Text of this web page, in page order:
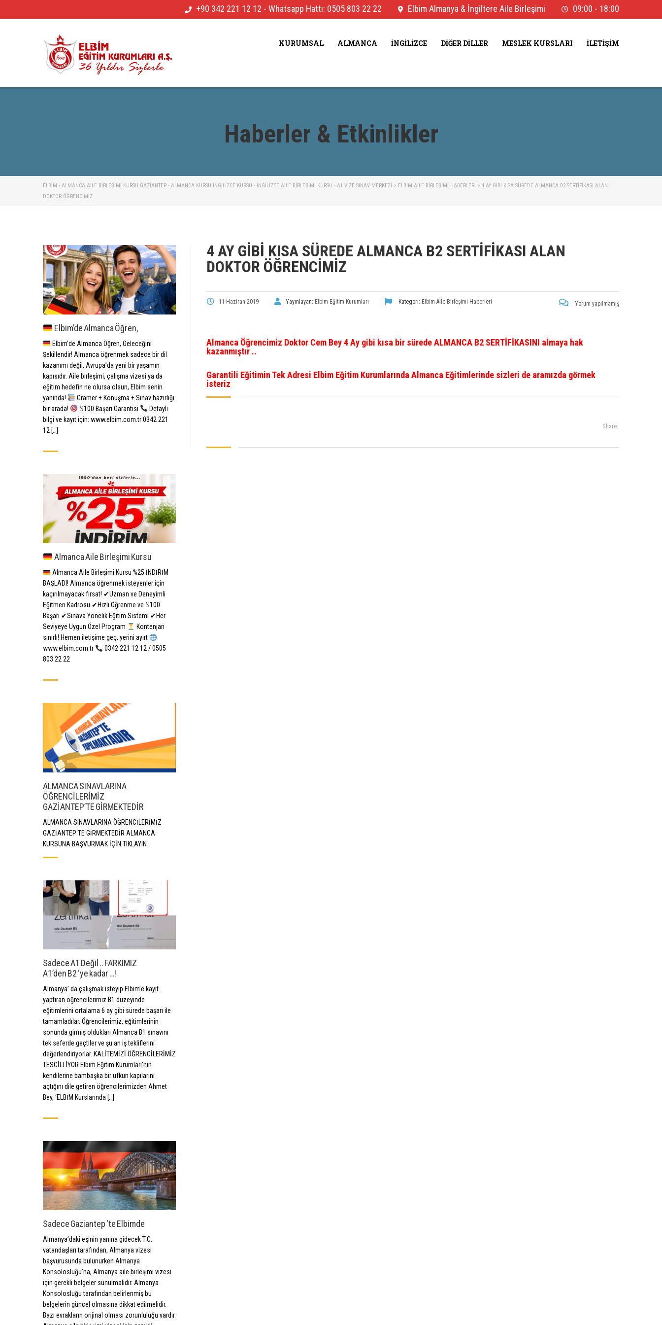
09:00 - 18:00
Elbim Almanya & İngiltere Aile Birleşimi
+90 342 221 12 12 - Whatsapp Hattı: 0505 803 22 22
KURUMSAL ALMANCA İNGILIZCE DIĞER DILLER MESLEK KURSLARI İLETIŞIM
Haberler & Etkinlikler
ELBİM - ALMANCA AILE BIRLEŞIMI KURSU GAZIANTEP - ALMANCA KURSU İNGILIZCE KURSU - İNGILIZCE AILE BIRLEŞIMI KURSU - A1 VIZE SINAV MERKEZI > ELBIM AILE BIRLEŞIMI HABERLERI > 4 AY GIBI KISA SÜREDE ALMANCA B2 SERTİFİKASI ALAN
DOKTOR ÖĞRENCIMIZ
4 AY GIBI KISA SÜREDE ALMANCA B2 SERTİFİKASI ALAN
DOKTOR ÖĞRENCIMIZ
11 Haziran 2019 Yayınlayan: Elbim Eğitim Kurumları Kategori: Elbim Aile Birleşimi Haberleri Yorum yapılmamış
Almanca Öğrencimiz Doktor Cem Bey 4 Ay gibi kısa bir sürede ALMANCA B2 SERTİFİKASINI almaya hak
kazanmıştır ..
Garantili Eğitimin Tek Adresi Elbim Eğitim Kurumlarında Almanca Eğitimlerinde sizleri de aramızda görmek
isteriz
Share:
Elbim’de Almanca Öğren,
Elbim’de Almanca Öğren, Geleceğini
Şekillendir! Almanca öğrenmek sadece bir dil
kazanımı değil, Avrupa’da yeni bir yaşamın
kapısıdır. Aile birleşimi, çalışma vizesi ya da
eğitim hedefin ne olursa olsun, Elbim senin
yanında!
Gramer + Konuşma + Sınav hazırlığı
bir arada!
%100 Başarı Garantisi
Detaylı
bilgi ve kayıt için: www.elbim.com.tr 0342 221
12 […]
Almanca Aile Birleşimi Kursu
Almanca Aile Birleşimi Kursu %25 İNDİRİM
BAŞLADI! Almanca öğrenmek isteyenler için
kaçırılmayacak fırsat! ✔Uzman ve Deneyimli
Eğitmen Kadrosu ✔Hızlı Öğrenme ve %100
Başarı ✔Sınava Yönelik Eğitim Sistemi ✔Her
Seviyeye Uygun Özel Program
Kontenjan
sınırlı! Hemen iletişime geç, yerini ayırt
www.elbim.com.tr
0342 221 12 12 / 0505
803 22 22
ALMANCA SINAVLARINA
ÖĞRENCİLERİMİZ
GAZİANTEP’TE GİRMEKTEDİR
ALMANCA SINAVLARINA ÖĞRENCİLERİMİZ
GAZİANTEP'TE GİRMEKTEDİR ALMANCA
KURSUNA BAŞVURMAK İÇİN TIKLAYIN
Sadece A1 Değil .. FARKIMIZ
A1’den B2 ‘ye kadar …!
Almanya’ da çalışmak isteyip Elbim’e kayıt
yaptıran öğrencilerimiz B1 düzeyinde
eğitimlerini ortalama 6 ay gibi sürede başarı ile
tamamladılar. Öğrencilerimiz, eğitimlerinin
sonunda girmiş oldukları Almanca B1 sınavını
tek seferde geçtiler ve şu an iş tekliflerini
değerlendiriyorlar. KALİTEMİZİ ÖĞRENCİLERİMİZ
TESCİLLİYOR Elbim Eğitim Kurumları’nın
kendilerine bambaşka bir ufkun kapılarını
açtığını dile getiren öğrencilerimizden Ahmet
Bey, ‘ELBİM Kurslarında […]
Sadece Gaziantep ‘te Elbimde
Almanya’daki eşinin yanına gidecek T.C.
vatandaşları tarafından, Almanya vizesi
başvurusunda bulunurken Almanya
Konsolosluğu’na, Almanya aile birleşimi vizesi
için gerekli belgeler sunulmalıdır. Almanya
Konsolosluğu tarafından belirlenmiş bu
belgelerin güncel olmasına dikkat edilmelidir.
Bazı evrakların orijinal olması zorunluluğu vardır.